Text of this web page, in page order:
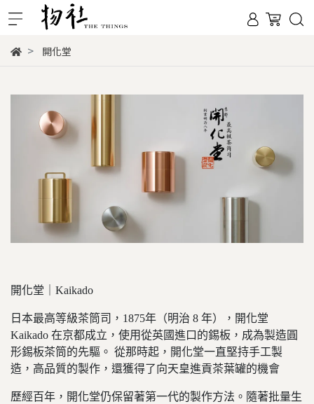
開化堂
開化堂｜Kaikado
日本最高等級茶筒司，1875年（明治 8 年），開化堂
Kaikado 在京都成立，使用從英國進口的錫板，成為製造圓
形錫板茶筒的先驅。 從那時起，開化堂一直堅持手工製
造，高品質的製作，還獲得了向天皇進貢茶葉罐的機會
歷經百年，開化堂仍保留著第一代的製作方法。 隨著批量生